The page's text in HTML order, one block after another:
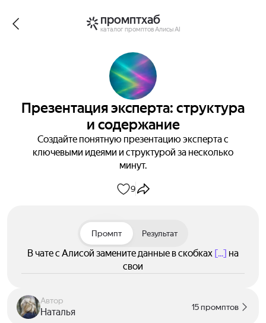
промптхаб
каталог промптов Алисы AI
Презентация эксперта: структура
и содержание
Создайте понятную презентацию эксперта с
ключевыми идеями и структурой за несколько
минут.
9
Промпт Результат
В чате с Алисой замените данные в скобках [...] на
свои
Автор
Наталья 15 промптов